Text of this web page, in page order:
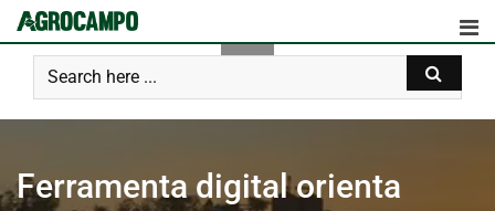
Ferramenta digital orienta